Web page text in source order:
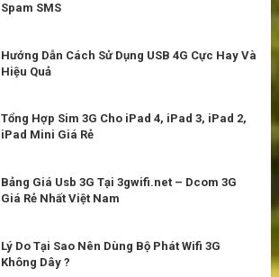
Spam SMS
Hướng Dẫn Cách Sử Dụng USB 4G Cực Hay Và
Hiệu Quả
Tổng Hợp Sim 3G Cho iPad 4, iPad 3, iPad 2,
iPad Mini Giá Rẻ
Bảng Giá Usb 3G Tại 3gwifi.net – Dcom 3G
Giá Rẻ Nhất Việt Nam
Lý Do Tại Sao Nên Dùng Bộ Phát Wifi 3G
Không Dây ?